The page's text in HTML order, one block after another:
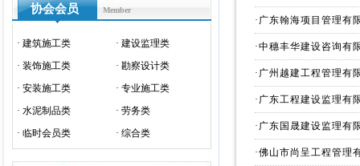
协会会员 Member
· 建筑施工类
· 装饰施工类
· 安装施工类
· 水泥制品类
· 临时会员类
· 建设监理类
· 勘察设计类
· 专业施工类
· 劳务类
· 综合类
· 广东翰海项目管理有
·中穗丰华建设咨询有
· 广州越建工程管理有
· 广东工程建设监理有
· 广东国晟建设监理有
·佛山市尚呈工程管理